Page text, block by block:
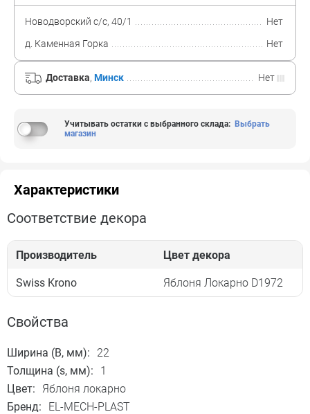
Новодворский с/с, 40/1
Нет
д. Каменная Горка
Нет
Доставка, Минск Нет
Учитывать остатки с выбранного склада: Выбрать
магазин
Характеристики
Соответствие декора
Производитель Цвет декора
Swiss Krono Яблоня Локарно D1972
Свойства
Ширина (B, мм):
22
Толщина (s, мм):
1
Цвет:
Яблоня локарно
Бренд:
EL-MECH-PLAST